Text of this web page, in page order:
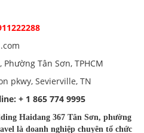
Phường Tân Sơn, TPHCM
pkwy, Sevierville, TN
+ 1 865 774 9995
Haidang 367 Tân Sơn, phường
là doanh nghiệp chuyên tổ chức